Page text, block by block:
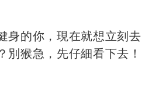
身的你，現在就想立刻去
別猴急，先仔細看下去！